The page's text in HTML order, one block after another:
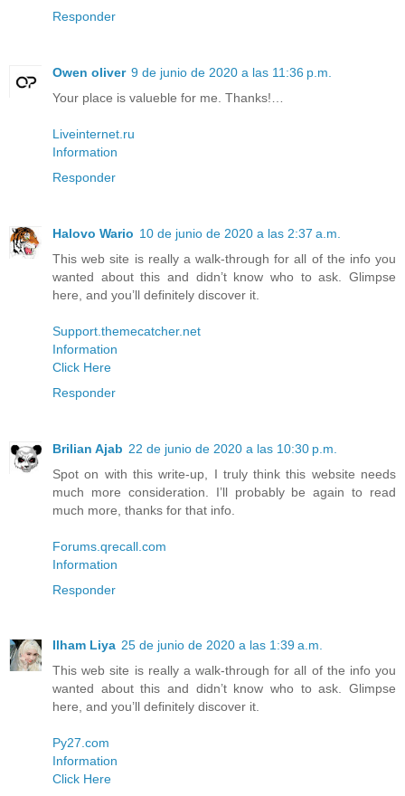
Responder
Owen oliver 9 de junio de 2020 a las 11:36 p.m.
Your place is valueble for me. Thanks!…
Liveinternet.ru
Information
Responder
Halovo Wario 10 de junio de 2020 a las 2:37 a.m.
This web site is really a walk-through for all of the info you
wanted about this and didn’t know who to ask. Glimpse
here, and you’ll definitely discover it.
Support.themecatcher.net
Information
Click Here
Responder
Brilian Ajab 22 de junio de 2020 a las 10:30 p.m.
Spot on with this write-up, I truly think this website needs
much more consideration. I’ll probably be again to read
much more, thanks for that info.
Forums.qrecall.com
Information
Responder
Ilham Liya 25 de junio de 2020 a las 1:39 a.m.
This web site is really a walk-through for all of the info you
wanted about this and didn’t know who to ask. Glimpse
here, and you’ll definitely discover it.
Py27.com
Information
Click Here